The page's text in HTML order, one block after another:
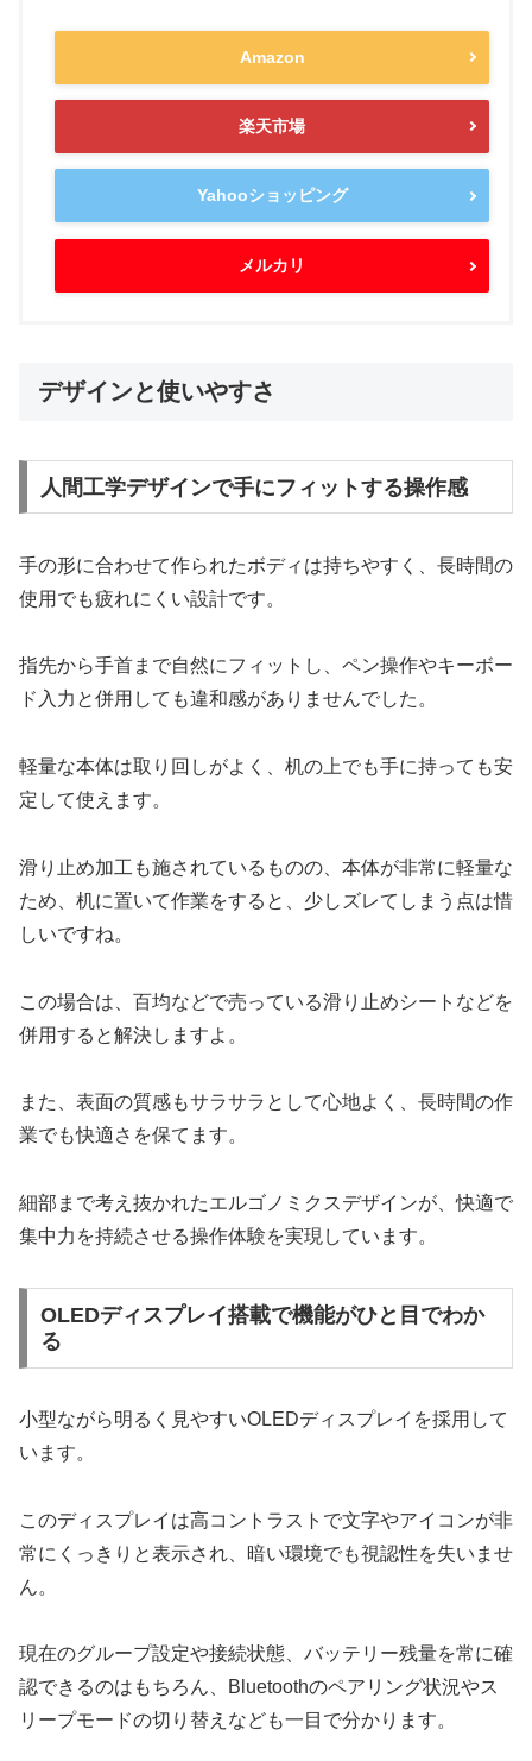
Amazon
楽天市場
Yahooショッピング
メルカリ
デザインと使いやすさ
人間工学デザインで手にフィットする操作感
手の形に合わせて作られたボディは持ちやすく、長時間の
使用でも疲れにくい設計です。
指先から手首まで自然にフィットし、ペン操作やキーボー
ド入力と併用しても違和感がありませんでした。
軽量な本体は取り回しがよく、机の上でも手に持っても安
定して使えます。
滑り止め加工も施されているものの、本体が非常に軽量な
ため、机に置いて作業をすると、少しズレてしまう点は惜
しいですね。
この場合は、百均などで売っている滑り止めシートなどを
併用すると解決しますよ。
また、表面の質感もサラサラとして心地よく、長時間の作
業でも快適さを保てます。
細部まで考え抜かれたエルゴノミクスデザインが、快適で
集中力を持続させる操作体験を実現しています。
OLEDディスプレイ搭載で機能がひと目でわか
る
小型ながら明るく見やすいOLEDディスプレイを採用して
います。
このディスプレイは高コントラストで文字やアイコンが非
常にくっきりと表示され、暗い環境でも視認性を失いませ
ん。
現在のグループ設定や接続状態、バッテリー残量を常に確
認できるのはもちろん、Bluetoothのペアリング状況やス
リープモードの切り替えなども一目で分かります。